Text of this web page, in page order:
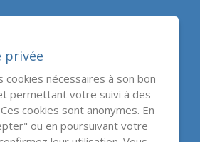
de 9h à 12h et de 14h à 17h30
privée
cookies nécessaires à son bon
permettant votre suivi à des
cookies sont anonymes. En
ou en poursuivant votre